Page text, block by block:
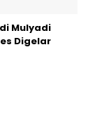
Mulyadi
Digelar